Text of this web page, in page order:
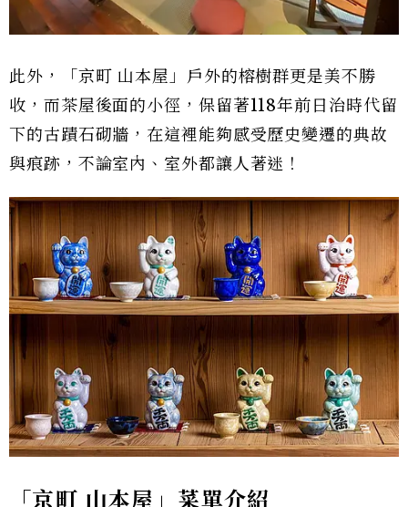
此外，「京町 山本屋」戶外的榕樹群更是美不勝
收，而茶屋後面的小徑，保留著118年前日治時代留
下的古蹟石砌牆，在這裡能夠感受歷史變遷的典故
與痕跡，不論室內、室外都讓人著迷！
「京町 山本屋」菜單介紹